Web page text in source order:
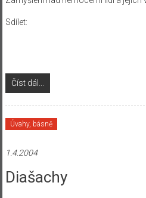
Sdílet:
Číst dál...
Úvahy, básně
1.4.2004
Diašachy